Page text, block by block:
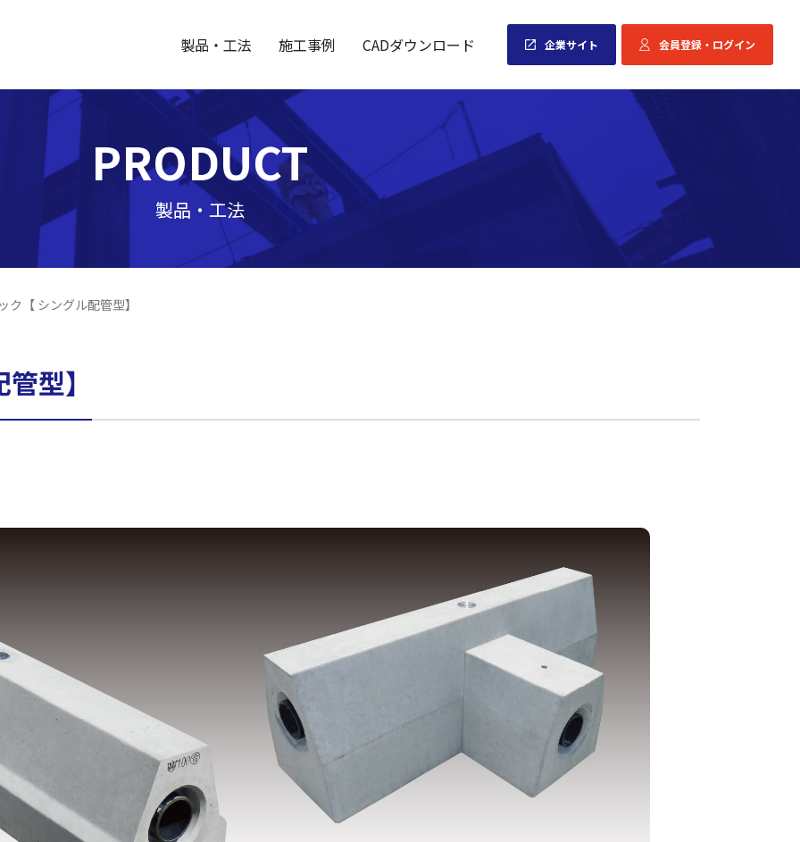
製品・工法 施工事例 CADダウンロード 企業サイト 会員登録・ログイン
PRODUCT
製品・工法
ク【 シングル配管型】
型】